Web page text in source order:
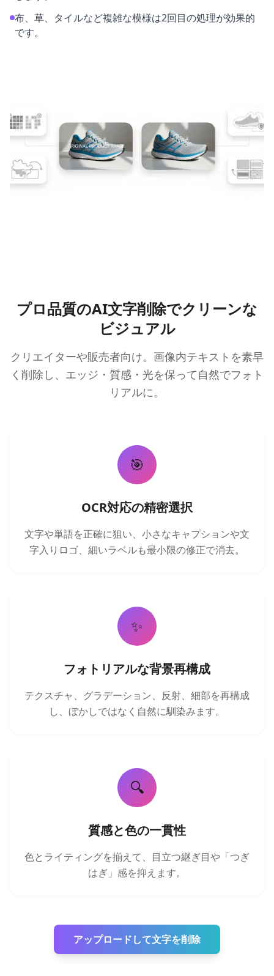
布、草、タイルなど複雑な模様は2回目の処理が効果的
です。
プロ品質のAI文字削除でクリーンな
ビジュアル
クリエイターや販売者向け。画像内テキストを素早
く削除し、エッジ・質感・光を保って自然でフォト
リアルに。
🎯
OCR対応の精密選択
文字や単語を正確に狙い、小さなキャプションや文
字入りロゴ、細いラベルも最小限の修正で消去。
✨
フォトリアルな背景再構成
テクスチャ、グラデーション、反射、細部を再構成
し、ぼかしではなく自然に馴染みます。
🔍
質感と色の一貫性
色とライティングを揃えて、目立つ継ぎ目や「つぎ
はぎ」感を抑えます。
アップロードして文字を削除